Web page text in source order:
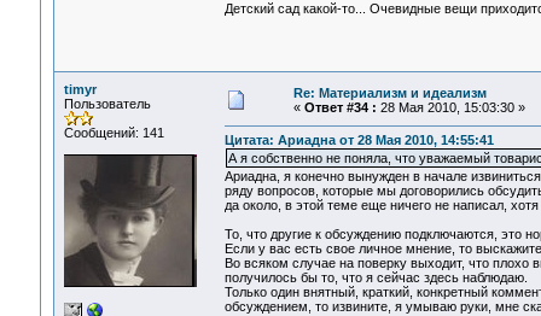
Детский сад какой-то... Очевидные вещи
timyr
Пользователь
Сообщений: 141
Re: Материализм и идеализм
« Ответ #34 : 28 Мая 2010, 15:03:30 »
Цитата: Ариадна от 28 Мая 2010, 14:55:41
А я собственно не поняла, что уважаемый
Ариадна, я конечно вынужден в начале
ряду вопросов, которые мы договорились
да около, в этой теме еще ничего не написал,
То, что другие к обсуждению подключаются, это
Если у вас есть свое личное мнение, то
Во всяком случае на поверку выходит, что плохо
получилось бы то, что я сейчас здесь наблюдаю.
Только один внятный, краткий, конкретный
обсуждением, то извините, я умываю руки, мне